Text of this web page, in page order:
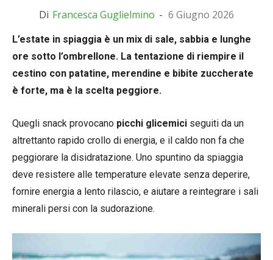
Di Francesca Guglielmino - 6 Giugno 2026
L’estate in spiaggia è un mix di sale, sabbia e lunghe
ore sotto l’ombrellone. La tentazione di riempire il
cestino con patatine, merendine e bibite zuccherate
è forte, ma è la scelta peggiore.
Quegli snack provocano picchi glicemici seguiti da un
altrettanto rapido crollo di energia, e il caldo non fa che
peggiorare la disidratazione. Uno spuntino da spiaggia
deve resistere alle temperature elevate senza deperire,
fornire energia a lento rilascio, e aiutare a reintegrare i sali
minerali persi con la sudorazione.